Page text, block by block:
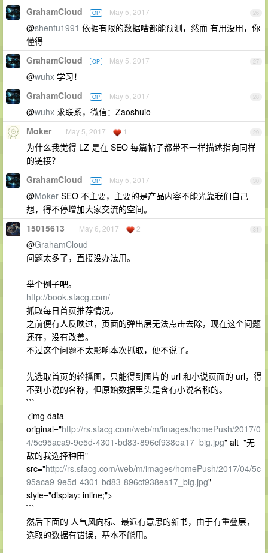
26
GrahamCloud OP May 5, 2017
@shenfu1991 依据有限的数据啥都能预测，然而 有用没用，你
懂得
27
GrahamCloud OP May 5, 2017
@wuhx 学习！
28
GrahamCloud OP May 5, 2017
@wuhx 求联系，微信：Zaoshuio
29
Moker May 5, 2017 1
为什么我觉得 LZ 是在 SEO 每篇帖子都带不一样描述指向同样
的链接？
30
GrahamCloud OP May 5, 2017
@Moker SEO 不主要，主要的是产品内容不能光靠我们自己
想，得不停增加大家交流的空间。
31
15015613 May 6, 2017 2
@GrahamCloud
问题太多了，直接没办法用。
举个例子吧。
http://book.sfacg.com/
抓取每日首页推荐情况。
之前便有人反映过，页面的弹出层无法点击去除，现在这个问题
还在，没有改善。
不过这个问题不太影响本次抓取，便不说了。
先选取首页的轮播图，只能得到图片的 url 和小说页面的 url，得
不到小说的名称，但原始数据里头是含有小说名称的。
```
<img data-
original="http://rs.sfacg.com/web/m/images/homePush/2017/0
4/5c95aca9-9e5d-4301-bd83-896cf938ea17_big.jpg" alt="无
敌的我选择种田"
src="http://rs.sfacg.com/web/m/images/homePush/2017/04/5c
95aca9-9e5d-4301-bd83-896cf938ea17_big.jpg"
style="display: inline;">
```
然后下面的 人气风向标、最近有意思的新书，由于有重叠层，
选取的数据有错误，基本不能用。